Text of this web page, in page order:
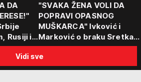
DA
Rusiji i
sedi
"SVAKA ŽENA VOLI DA
POPRAVI OPASNOG
MUŠKARCA" Ivković i
Marković o braku Sretka
Kalinića i fenomenu žena
biraju kriminalce: "Neće sa
nekim ko nema para"
Vidi sve